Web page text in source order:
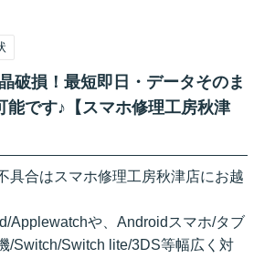
破損！最短即日・データそのま
能です♪【スマホ修理工房秋津
具合はスマホ修理工房秋津店にお越
Applewatchや、Androidスマホ/タブ
/Switch/Switch lite/3DS等幅広く対